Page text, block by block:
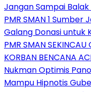
Jangan Sampai
PMR SMAN 1 Sumber
Galang Donasi untuk
PMR SMAN SEKINCAU
KORBAN BENCANA
Nukman Optimis
Mampu Hipnotis